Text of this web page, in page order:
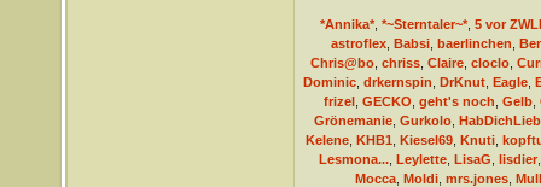
*Annika* *~Sterntaler~* 5 vor
astroflex, Babsi, baerlinchen
Chris@bo chriss Claire cloclo
Dominic, drkernspin DrKnut, Eagle,
frizel GECKO geht's noch Gelb
Grönemanie Gurkolo HabDichLieb
Kelene, KHB1 Kiesel69, Knuti,
Lesmona..., Leylette, LisaG lisdier
Mocca, Moldi, mrs.jones,